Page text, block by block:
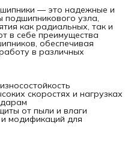
— это надежные и
узла,
как радиальных, так и
в себе преимущества
обеспечивая
в различных
скоростях и нагрузках
от пыли и влаги
модификаций для